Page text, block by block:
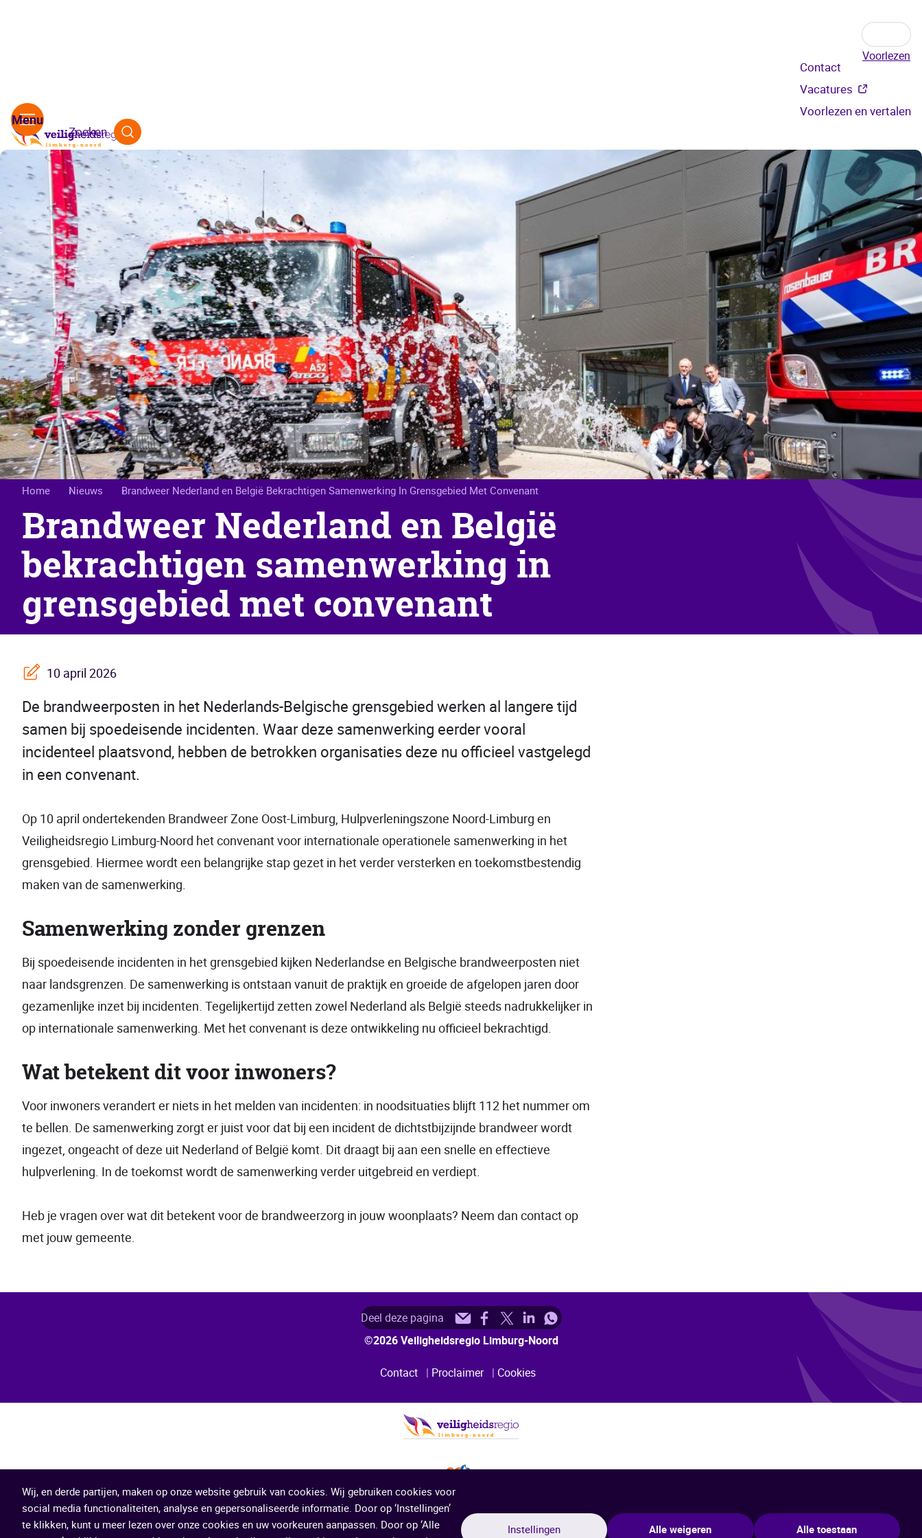
Wij, en derde partijen, maken op onze website gebruik van cookies. Wij gebruiken cookies voor
social media functionaliteiten, analyse en gepersonaliseerde informatie. Door op ‘Instellingen’
te klikken, kunt u meer lezen over onze cookies en uw voorkeuren aanpassen. Door op ‘Alle
Instellingen Alle weigeren Alle toestaan
Voorlezen
Secundair
menu
Contact
Vacatures
Voorlezen en vertalen
Zoeken
Kruimelpad
Home Nieuws Brandweer Nederland en België Bekrachtigen Samenwerking In Grensgebied Met Convenant
Brandweer Nederland en België
bekrachtigen samenwerking in
grensgebied met convenant
10 april 2026
De brandweerposten in het Nederlands-Belgische grensgebied werken al langere tijd
samen bij spoedeisende incidenten. Waar deze samenwerking eerder vooral
incidenteel plaatsvond, hebben de betrokken organisaties deze nu officieel vastgelegd
in een convenant.
Op 10 april ondertekenden Brandweer Zone Oost-Limburg, Hulpverleningszone Noord-Limburg en
Veiligheidsregio Limburg-Noord het convenant voor internationale operationele samenwerking in het
grensgebied. Hiermee wordt een belangrijke stap gezet in het verder versterken en toekomstbestendig
maken van de samenwerking.
Samenwerking zonder grenzen
Bij spoedeisende incidenten in het grensgebied kijken Nederlandse en Belgische brandweerposten niet
naar landsgrenzen. De samenwerking is ontstaan vanuit de praktijk en groeide de afgelopen jaren door
gezamenlijke inzet bij incidenten. Tegelijkertijd zetten zowel Nederland als België steeds nadrukkelijker in
op internationale samenwerking. Met het convenant is deze ontwikkeling nu officieel bekrachtigd.
Wat betekent dit voor inwoners?
Voor inwoners verandert er niets in het melden van incidenten: in noodsituaties blijft 112 het nummer om
te bellen. De samenwerking zorgt er juist voor dat bij een incident de dichtstbijzijnde brandweer wordt
ingezet, ongeacht of deze uit Nederland of België komt. Dit draagt bij aan een snelle en effectieve
hulpverlening. In de toekomst wordt de samenwerking verder uitgebreid en verdiept.
Heb je vragen over wat dit betekent voor de brandweerzorg in jouw woonplaats? Neem dan contact op
met jouw gemeente.
Deel deze pagina
Deel
deze
e-
mail
Deel
deze
Facebook
Deel
deze
X
(voorheen
als
Deel
deze
LinkedIn
Deel
deze
WhatsApp
©2026 Veiligheidsregio Limburg-Noord
Service
Contact Proclaimer Cookies